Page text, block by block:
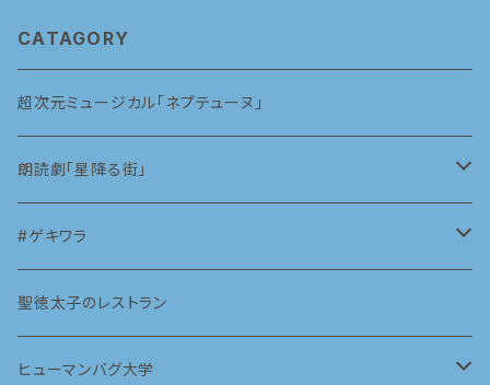
CATAGORY
超次元ミュージカル「ネプテューヌ」
朗読劇「星降る街」
2023
2024
#ゲキワラ
vol.1
聖徳太子のレストラン
ヒューマンバグ大学